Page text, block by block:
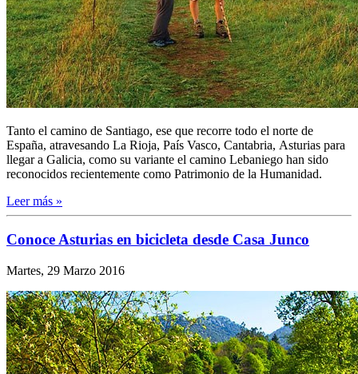
Tanto el camino de Santiago, ese que recorre todo el norte de
España, atravesando La Rioja, País Vasco, Cantabria, Asturias para
llegar a Galicia, como su variante el camino Lebaniego han sido
reconocidos recientemente como Patrimonio de la Humanidad.
Leer más »
Conoce Asturias en bicicleta desde Casa Junco
Martes, 29 Marzo 2016